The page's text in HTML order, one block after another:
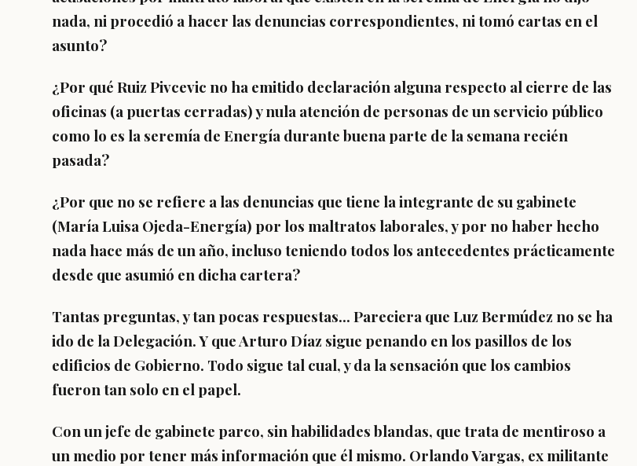
nada, ni procedió a hacer las denuncias correspondientes, ni tomó cartas en el
asunto?
¿Por qué Ruiz Pivcevic no ha emitido declaración alguna respecto al cierre de las
oficinas (a puertas cerradas) y nula atención de personas de un servicio público
como lo es la seremía de Energía durante buena parte de la semana recién
pasada?
¿Por que no se refiere a las denuncias que tiene la integrante de su gabinete
(María Luisa Ojeda-Energía) por los maltratos laborales, y por no haber hecho
nada hace más de un año, incluso teniendo todos los antecedentes prácticamente
desde que asumió en dicha cartera?
Tantas preguntas, y tan pocas respuestas... Pareciera que Luz Bermúdez no se ha
ido de la Delegación. Y que Arturo Díaz sigue penando en los pasillos de los
edificios de Gobierno. Todo sigue tal cual, y da la sensación que los cambios
fueron tan solo en el papel.
Con un jefe de gabinete parco, sin habilidades blandas, que trata de mentiroso a
un medio por tener más información que él mismo. Orlando Vargas, ex militante